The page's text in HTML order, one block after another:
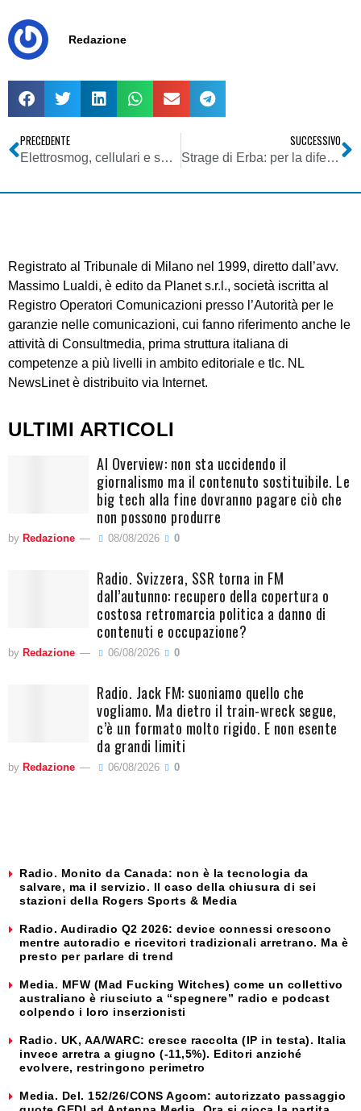
Redazione
PRECEDENTE
Elettrosmog, cellulari e salute umana: prime ammissioni dei negazionisti. Possono provocare effetti negativi sulla salute umana
SUCCESSIVO
Strage di Erba: per la difesa degli imputati “Il processo è da spostare” e scatta la protesta
Registrato al Tribunale di Milano nel 1999, diretto dall’avv.
Massimo Lualdi, è edito da Planet s.r.l., società iscritta al
Registro Operatori Comunicazioni presso l’Autorità per le
garanzie nelle comunicazioni, cui fanno riferimento anche le
attività di Consultmedia, prima struttura italiana di
competenze a più livelli in ambito editoriale e tlc. NL
NewsLinet è distribuito via Internet.
ULTIMI ARTICOLI
AI Overview: non sta uccidendo il
giornalismo ma il contenuto sostituibile. Le
big tech alla fine dovranno pagare ciò che
non possono produrre
by Redazione 08/08/2026 0
Radio. Svizzera, SSR torna in FM
dall’autunno: recupero della copertura o
costosa retromarcia politica a danno di
contenuti e occupazione?
by Redazione 06/08/2026 0
Radio. Jack FM: suoniamo quello che
vogliamo. Ma dietro il train-wreck segue,
c’è un formato molto rigido. E non esente
da grandi limiti
by Redazione 06/08/2026 0
Radio. Monito da Canada: non è la tecnologia da
salvare, ma il servizio. Il caso della chiusura di sei
stazioni della Rogers Sports & Media
Radio. Audiradio Q2 2026: device connessi crescono
mentre autoradio e ricevitori tradizionali arretrano. Ma è
presto per parlare di trend
Media. MFW (Mad Fucking Witches) come un collettivo
australiano è riusciuto a “spegnere” radio e podcast
colpendo i loro inserzionisti
Radio. UK, AA/WARC: cresce raccolta (IP in testa). Italia
invece arretra a giugno (-11,5%). Editori anziché
evolvere, restringono perimetro
Media. Del. 152/26/CONS Agcom: autorizzato passaggio